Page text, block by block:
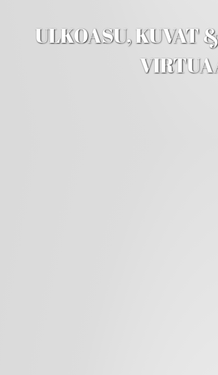
ULKOASU, KUVAT